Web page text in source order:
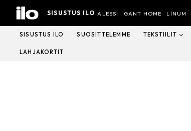
Hyppää
sisältöön
SISUSTUS ILO ALESSI GANT HOME LINUM
SISUSTUS ILO SUOSITTELEMME TEKSTIILIT
LAHJAKORTIT